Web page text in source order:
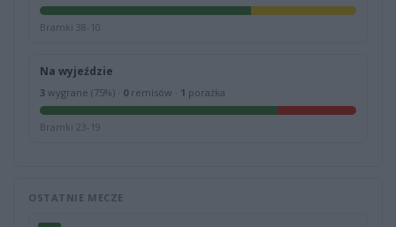
Bramki 38-10
Na wyjeździe
3 wygrane (75%) · 0remisów · 1 porażka
Bramki 23-19
OSTATNIE MECZE